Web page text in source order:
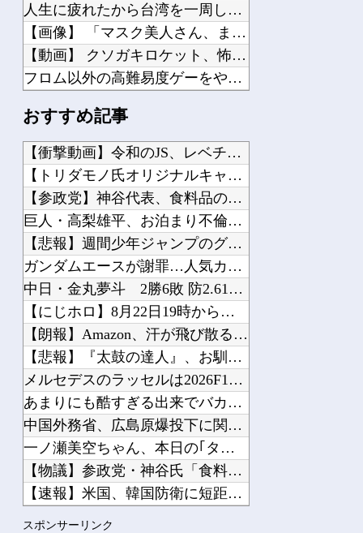
人生に疲れたから台湾を一周してきた
【画像】 「マスク美人さん、また我々を欺く」←海外でも流行りだした結果がこちらw...
【動画】 クソガキロケット、怖すぎる…これよく轢かずに止まれたな
フロム以外の高難易度ゲーをやらない理由ｗｗｗｗ
女戦士・猫獣人・ハーフエルフ・僧侶の4人パーティ
【BF6】 みんなBFらしさがどうこう言っててもフルオートビームゲーしたいのが本...
最終回後のメタルダーはどうなったんだ…
【ガンプラ】 レオパルドとダヴィンチって通してるとこ全然ないんだな…
【速報】 日本一ソフトウェア「定価9000円のゲームです。買って下さい。」→結果...
シャアってツインテール少女時代のハマーンは好みじゃなかったの？
Powered by livedoor 相互RSS
おすすめ記事
【衝撃動画】令和のJS、レベチｗｗｗｗｗｗｗｗｗｗｗｗｗｗｗ...
【トリダモノ氏オリジナルキャラクター】PLAMATEA「MX...
【参政党】神谷代表、食料品の消費減税「天下の愚策だ」と批判他
巨人・高梨雄平、お泊まり不倫愛他
【悲報】週間少年ジャンプのグッズ(43億円分)を注文し全てキ...
ガンダムエースが謝罪…人気カード付録で2026年9月号が全国...
中日・金丸夢斗 2勝6敗 防2.61→5勝8敗 防2.50他
【にじホロ】8月22日19時から、史上初 ”推しトークバラエ...
【朗報】Amazon、汗が飛び散る灼熱の「マンガ毎週末セール...
【悲報】『太鼓の達人』、お馴染みのフォントが大人の事情で変更...
メルセデスのラッセルは2026F1マシンに対し雑音をきり離し...
あまりにも酷すぎる出来でバカにされまくったアニメ『ワンダンス...
中国外務省、広島原爆投下に関して「同情を得ようと核被害者の立...
一ノ瀬美空ちゃん、本日の｢タダイマ！｣に生出演！！！【乃木坂...
【物議】参政党・神谷氏「食料品の減税は愚策」←じゃあ他にどん...
【速報】米国、韓国防衛に短距離戦術核を検討※韓国談他
スポンサーリンク